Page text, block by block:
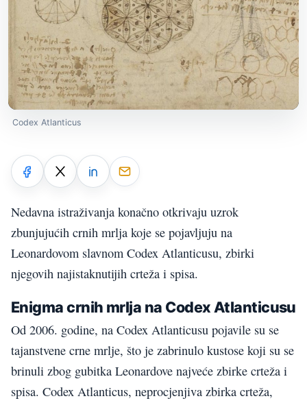
Codex Atlanticus
Nedavna istraživanja konačno otkrivaju uzrok
zbunjujućih crnih mrlja koje se pojavljuju na
Leonardovom slavnom Codex Atlanticusu, zbirki
njegovih najistaknutijih crteža i spisa.
Enigma crnih mrlja na Codex Atlanticusu
Od 2006. godine, na Codex Atlanticusu pojavile su se
tajanstvene crne mrlje, što je zabrinulo kustose koji su se
brinuli zbog gubitka Leonardove najveće zbirke crteža i
spisa. Codex Atlanticus, neprocjenjiva zbirka crteža,